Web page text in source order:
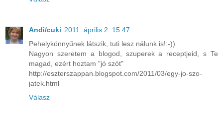
Andi/cuki 2011. április 2. 15:47
Pehelykönnyűnek látszik, tuti lesz nálunk is!:-))
Nagyon szeretem a blogod, szuperek a receptjeid, s Te
magad, ezért hoztam "jó szót"
http://eszterszappan.blogspot.com/2011/03/egy-jo-szo-
jatek.html
Válasz